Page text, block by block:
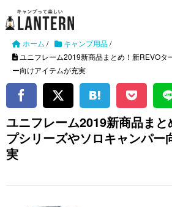
ホーム / キャンプ用品/
ユニフレーム2019新商品まとめ！新REVOタ
ー向けアイテムが充実
ユニフレーム2019新商品ま
プシリーズやソロキャンパー
実